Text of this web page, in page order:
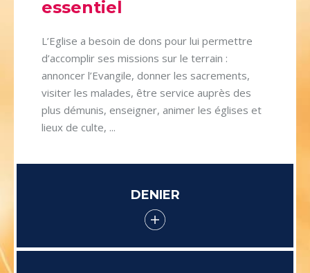
essentiel
L’Eglise a besoin de dons pour lui permettre
d’accomplir ses missions sur le terrain :
annoncer l’Evangile, donner les sacrements,
visiter les malades, être service auprès des
plus démunis, enseigner, animer les églises et
lieux de culte, ...
DENIER